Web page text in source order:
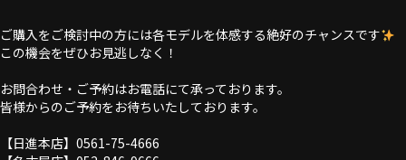
ご購入をご検討中の方には各モデルを体感する絶好のチャンスです
この機会をぜひお見逃しなく！
お問合わせ・ご予約はお電話にて承っております。
皆様からのご予約をお待ちいたしております。
【日進本店】0561-75-4666